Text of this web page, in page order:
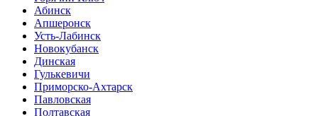
Абинск
Апшеронск
Усть-Лабинск
Новокубанск
Динская
Гулькевичи
Приморско-Ахтарск
Павловская
Полтавская